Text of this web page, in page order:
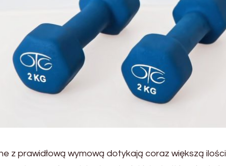
z prawidłową wymową dotykają coraz większą